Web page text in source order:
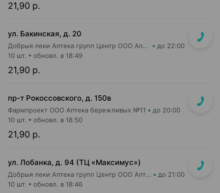
21,90 р.
ул. Бакинская, д. 20
Добрыя леки Аптека групп Центр ООО Аптека №84 до 22:00
21,90 р.
10 шт. обновл. в 18:49
пр-т Рокоссовского, д. 150в
Фармпроект ООО Аптека бережливых №11 до 20:00
21,90 р.
10 шт. обновл. в 18:50
ул. Лобанка, д. 94 (ТЦ «Максимус»)
Добрыя леки Аптека групп Центр ООО Аптека №3 до 21:00
10 шт. обновл. в 18:46